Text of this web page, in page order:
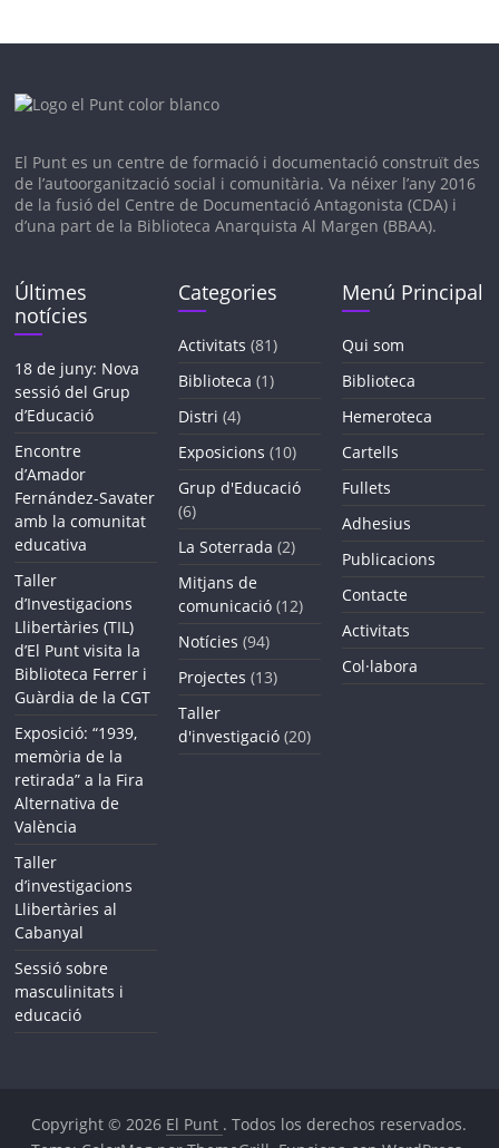
El Punt es un centre de formació i documentació construït des
de l’autoorganització social i comunitària. Va néixer l’any 2016
de la fusió del Centre de Documentació Antagonista (CDA) i
d’una part de la Biblioteca Anarquista Al Margen (BBAA).
Últimes
notícies
18 de juny: Nova
sessió del Grup
d’Educació
Encontre
d’Amador
Fernández-Savater
amb la comunitat
educativa
Taller
d’Investigacions
Llibertàries (TIL)
d’El Punt visita la
Biblioteca Ferrer i
Guàrdia de la CGT
Exposició: “1939,
memòria de la
retirada” a la Fira
Alternativa de
València
Taller
d’investigacions
Llibertàries al
Cabanyal
Sessió sobre
masculinitats i
educació
Categories
Activitats (81)
Biblioteca (1)
Distri (4)
Exposicions (10)
Grup d'Educació
(6)
La Soterrada (2)
Mitjans de
comunicació (12)
Notícies (94)
Projectes (13)
Taller
d'investigació (20)
Menú Principal
Qui som
Biblioteca
Hemeroteca
Cartells
Fullets
Adhesius
Publicacions
Contacte
Activitats
Col·labora
Copyright © 2026 El Punt . Todos los derechos reservados.